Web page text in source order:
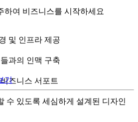
하여 비즈니스를 시작하세요
및 인프라 제공
과의 인맥 구축
즈니스 서포트
수 있도록 세심하게 설계된 디자인
기